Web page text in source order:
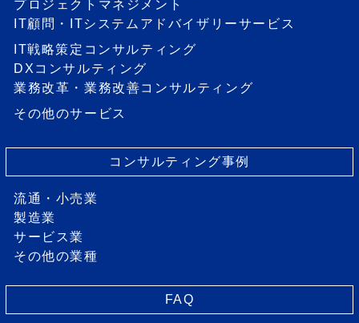
プロジェクトマネジメント
IT顧問・ITシステムアドバイザリーサービス
IT戦略策定コンサルティング
DXコンサルティング
業務改革・業務改善コンサルティング
その他のサービス
コンサルティング事例
流通・小売業
製造業
サービス業
その他の業種
FAQ